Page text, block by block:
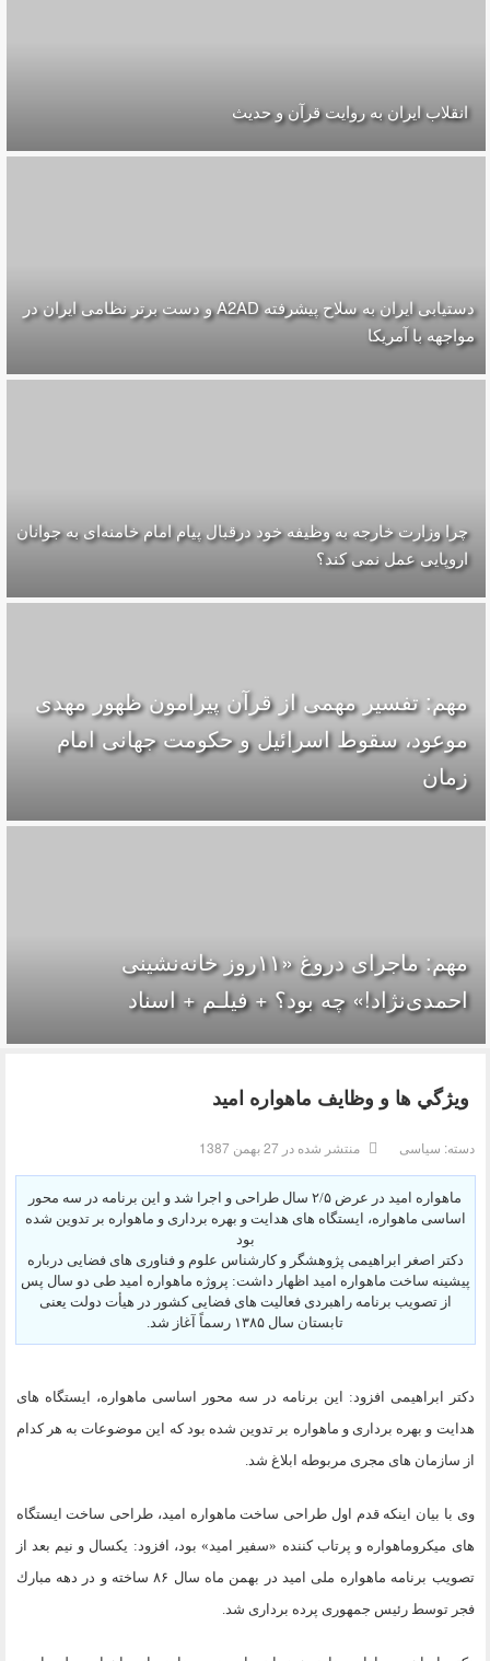
انقلاب ایران به روایت قرآن و حدیث
دستیابی ایران به سلاح پیشرفته A2AD و دست برتر نظامی ایران در
مواجهه با آمریکا
چرا وزارت خارجه به وظیفه خود درقبال پیام امام خامنه‌ای به جوانان
اروپایی عمل نمی کند؟
مهم: تفسیر مهمی از قرآن پیرامون ظهور مهدی
موعود، سقوط اسرائیل و حکومت جهانی امام
زمان
مهم: ماجرای دروغ «۱۱روز خانه‌نشینی
احمدی‌نژاد!» چه بود؟ + فیلـم + اسناد
ويژگي ها و وظايف ماهواره اميد
دسته: سیاسی منتشر شده در 27 بهمن 1387
ماهواره اميد در عرض ۲‎/۵ سال طراحى و اجرا شد و اين برنامه در سه محور
اساسى ماهواره، ايستگاه هاى هدايت و بهره بردارى و ماهواره بر تدوين شده
بود
دكتر اصغر ابراهيمى پژوهشگر و كارشناس علوم و فناورى هاى فضايى درباره
پيشينه ساخت ماهواره اميد اظهار داشت: پروژه ماهواره اميد طى دو سال پس
از تصويب برنامه راهبردى فعاليت هاى فضايى كشور در هيأت دولت يعنى
تابستان سال ۱۳۸۵ رسماً آغاز شد.
دكتر ابراهيمى افزود: اين برنامه در سه محور اساسى ماهواره، ايستگاه هاى
هدايت و بهره بردارى و ماهواره بر تدوين شده بود كه اين موضوعات به هر كدام
از سازمان هاى مجرى مربوطه ابلاغ شد.
وى با بيان اينكه قدم اول طراحى ساخت ماهواره اميد، طراحى ساخت ايستگاه
هاى ميكروماهواره و پرتاب كننده «سفير اميد» بود، افزود: يكسال و نيم بعد از
تصويب برنامه ماهواره ملى اميد در بهمن ماه سال ۸۶ ساخته و در دهه مبارك
فجر توسط رئيس جمهورى پرده بردارى شد.